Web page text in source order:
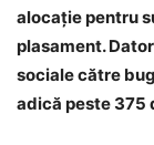
alocaţie pentru
plasament.
sociale către
adică peste 375